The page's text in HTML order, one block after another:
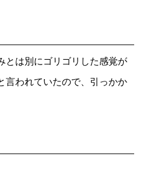
とは別にゴリゴリした感覚が
言われていたので、引っかか